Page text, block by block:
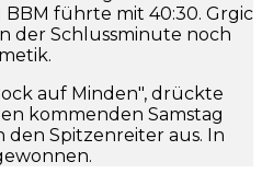
BBM führte mit 40:30. Grgic
der Schlussminute noch
auf Minden", drückte
kommenden Samstag
den Spitzenreiter aus. In